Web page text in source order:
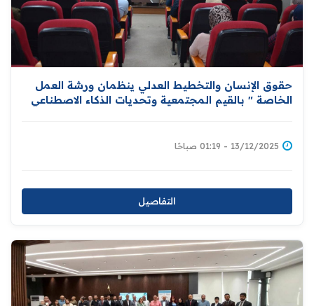
حقوق الإنسان والتخطيط العدلي ينظمان ورشة العمل
الخاصة " بالقيم المجتمعية وتحديات الذكاء الاصطناعي
13/12/2025 - 01:19 صباحًا
التفاصيل